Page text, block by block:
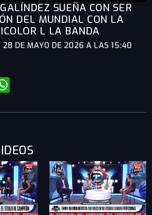
SUEÑA CON SER
DEL MUNDIAL CON LA
L LA BANDA
28 DE MAYO DE 2026 A LAS 15:40